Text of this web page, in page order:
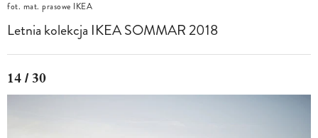
fot. mat. prasowe IKEA
Letnia kolekcja IKEA SOMMAR 2018
14 / 30